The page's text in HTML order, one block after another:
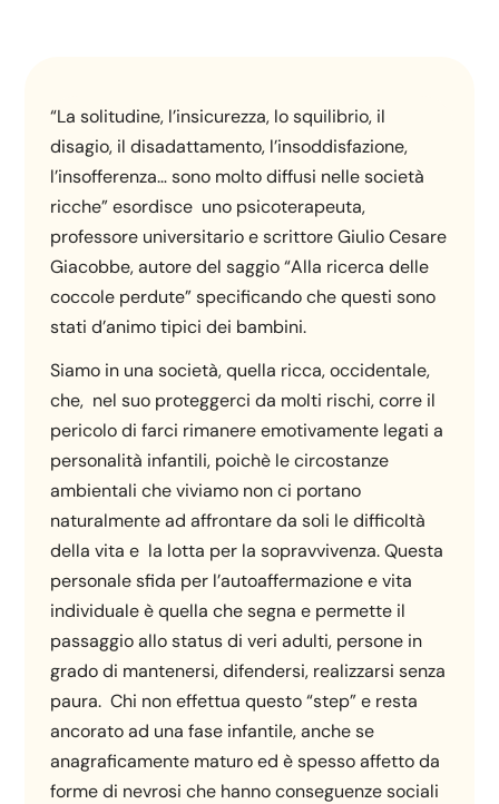
“La solitudine, l’insicurezza, lo squilibrio, il
disagio, il disadattamento, l’insoddisfazione,
l’insofferenza… sono molto diffusi nelle società
ricche” esordisce uno psicoterapeuta,
professore universitario e scrittore Giulio Cesare
Giacobbe, autore del saggio “Alla ricerca delle
coccole perdute” specificando che questi sono
stati d’animo tipici dei bambini.
Siamo in una società, quella ricca, occidentale,
che, nel suo proteggerci da molti rischi, corre il
pericolo di farci rimanere emotivamente legati a
personalità infantili, poichè le circostanze
ambientali che viviamo non ci portano
naturalmente ad affrontare da soli le difficoltà
della vita e la lotta per la sopravvivenza. Questa
personale sfida per l’autoaffermazione e vita
individuale è quella che segna e permette il
passaggio allo status di veri adulti, persone in
grado di mantenersi, difendersi, realizzarsi senza
paura. Chi non effettua questo “step” e resta
ancorato ad una fase infantile, anche se
anagraficamente maturo ed è spesso affetto da
forme di nevrosi che hanno conseguenze sociali